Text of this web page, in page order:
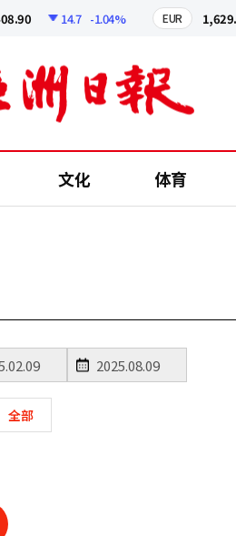
14.7 -1.04% EUR 1,629.53
文化 体育
全部